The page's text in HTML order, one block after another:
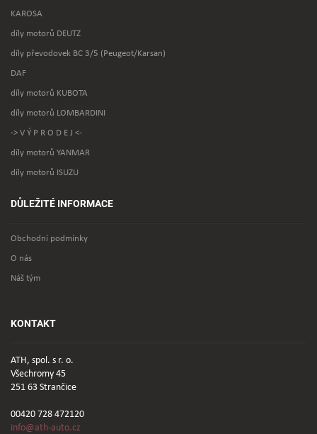
KAROSA
díly motorů DEUTZ
díly převodovek BC 3/5 (Peugeot/Karsan)
DAF
díly motorů KUBOTA
díly motorů LOMBARDINI
-> V Ý P R O D E J <-
díly motorů YANMAR
díly motorů ISUZU
DŮLEŽITÉ INFORMACE
Obchodní podmínky
O nás
Náš tým
KONTAKT
ATH, spol. s r. o.
Všechromy 45
251 63 Strančice
00420 728 472120
info@ath-auto.cz